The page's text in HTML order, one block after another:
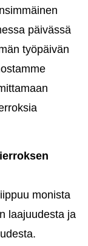
päivässä
työpäivän
monista
laajuudesta ja